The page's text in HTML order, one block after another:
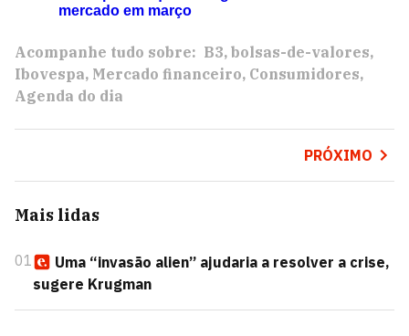
mercado em março
Acompanhe tudo sobre: B3 bolsas-de-valores
Ibovespa Mercado financeiro Consumidores
Agenda do dia
PRÓXIMO
Mais lidas
01
Uma “invasão alien” ajudaria a resolver a crise,
sugere Krugman